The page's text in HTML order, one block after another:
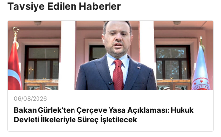
Tavsiye Edilen Haberler
06/08/2026
Bakan Gürlek’ten Çerçeve Yasa Açıklaması: Hukuk
Devleti İlkeleriyle Süreç İşletilecek